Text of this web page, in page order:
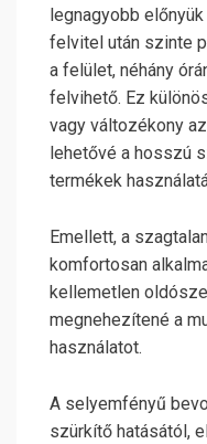
legnagyobb
felvitel után szinte
a felület, néhány
felvihető. Ez
vagy változékony
lehetővé a hosszú
termékek
Emellett, a
komfortosan
kellemetlen
megnehezítené a
használatot.
A selyemfényű
szürkítő hatásától,